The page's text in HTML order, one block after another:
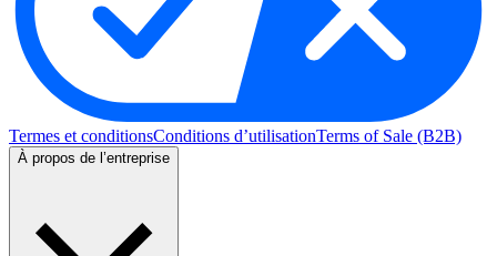
Termes et conditionsConditions d’utilisationTerms of Sale (B2B)
À propos de l’entreprise